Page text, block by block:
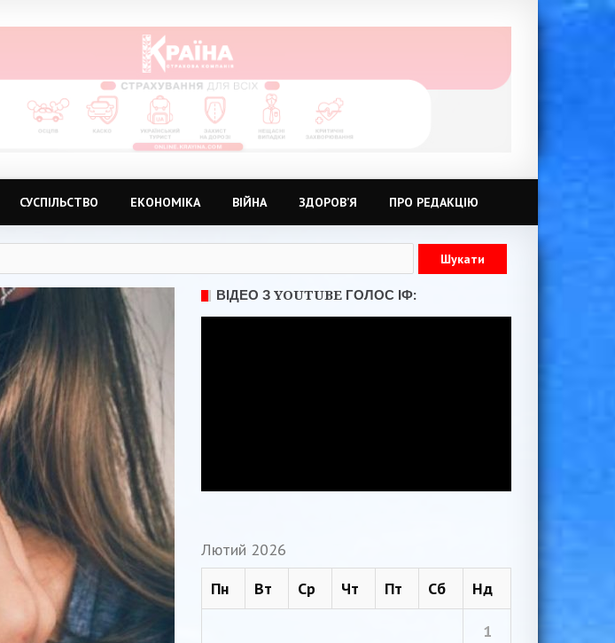
СУСПІЛЬСТВО ЕКОНОМІКА ВІЙНА ЗДОРОВ’Я ПРО РЕДАКЦІЮ
ВІДЕО З YOUTUBE ГОЛОС ІФ:
Лютий 2026
Пн
Вт Ср Чт Пт Сб Нд
1